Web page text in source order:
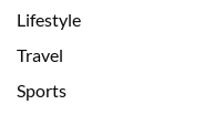
Lifestyle
Travel
Sports